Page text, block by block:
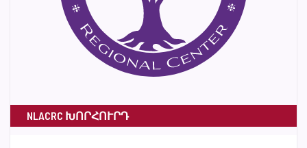
NLACRC ԽՈՐՀՈՒՐԴ